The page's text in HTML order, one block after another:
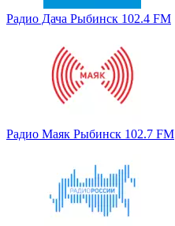
Радио Дача Рыбинск 102.4 FM
Радио Маяк Рыбинск 102.7 FM